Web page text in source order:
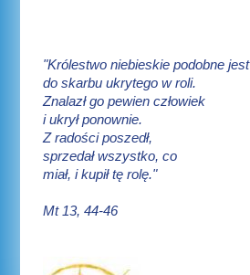
"Królestwo niebieskie podobne jest
do skarbu ukrytego w roli.
Znalazł go pewien człowiek
i ukrył ponownie.
Z radości poszedł,
sprzedał wszystko, co
miał, i kupił tę rolę."
Mt 13, 44-46